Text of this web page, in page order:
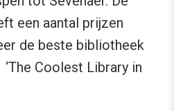
een aantal prijzen
de beste bibliotheek
Coolest Library in